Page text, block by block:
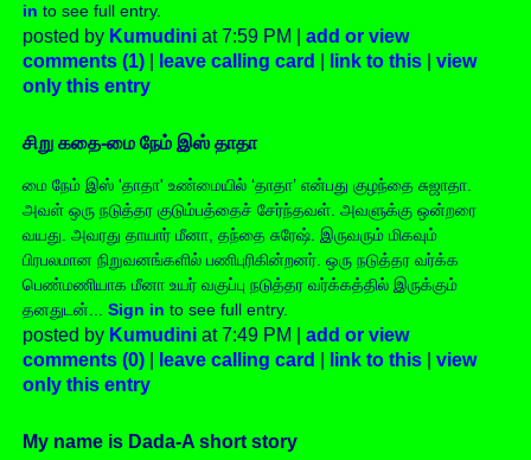
in to see full entry.
posted by Kumudini at 7:59 PM |add or view
comments (1)
leave calling card link to this |view
only this entry
சிறு கதை-மை நேம் இஸ் தாதா
மை நேம் இஸ் 'தாதா' உண்மையில் ‘தாதா’ என்பது குழந்தை சுஜாதா.
அவள் ஒரு நடுத்தர குடும்பத்தைச் சேர்ந்தவள். அவளுக்கு ஒன்றரை
வயது. அவரது தாயார் மீனா, தந்தை சுரேஷ். இருவரும் மிகவும்
பிரபலமான நிறுவனங்களில் பணிபுரிகின்றனர். ஒரு நடுத்தர வர்க்க
பெண்மணியாக மீனா உயர் வகுப்பு நடுத்தர வர்க்கத்தில் இருக்கும்
தனதுடன்...Sign in to see full entry.
posted by Kumudini at 7:49 PM |add or view
comments (0)
leave calling card link to this |view
only this entry
My name is Dada-A short story